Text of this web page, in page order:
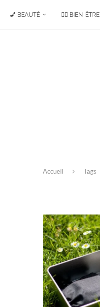
💅 BEAUTÉ 🧘‍♀️ BIEN-ÊTRE
Accueil Tags